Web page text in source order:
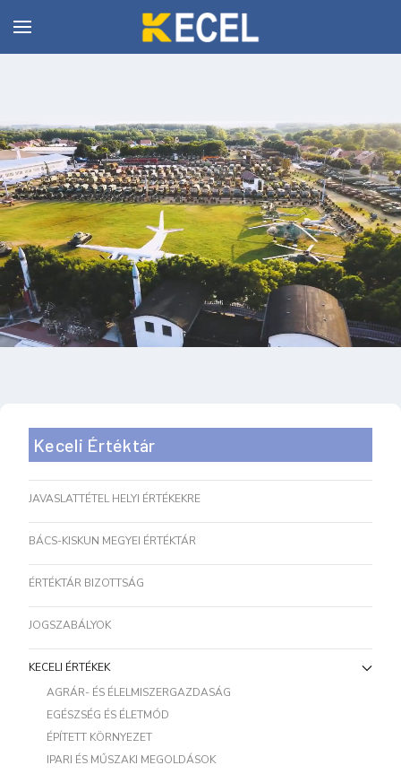
Keceli Értéktár
JAVASLATTÉTEL HELYI ÉRTÉKEKRE
BÁCS-KISKUN MEGYEI ÉRTÉKTÁR
ÉRTÉKTÁR BIZOTTSÁG
JOGSZABÁLYOK
KECELI ÉRTÉKEK
AGRÁR- ÉS ÉLELMISZERGAZDASÁG
EGÉSZSÉG ÉS ÉLETMÓD
ÉPÍTETT KÖRNYEZET
IPARI ÉS MŰSZAKI MEGOLDÁSOK